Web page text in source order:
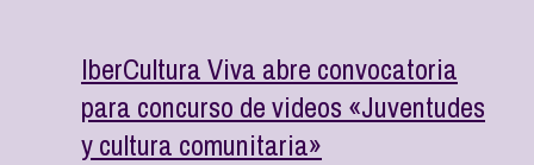
IberCultura Viva abre convocatoria
para concurso de videos «Juventudes
y cultura comunitaria»